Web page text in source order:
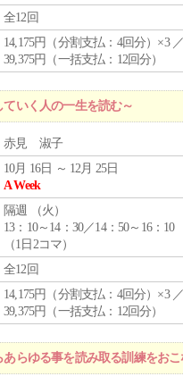
全12回
14,175円（分割支払：4回分）×3
39,375円（一括支払：12回分）
いく人の一生を読む～
赤見 淑子
10月 16日 ～ 12月 25日
A Week
隔週 （火 ）
13：10～14：30／14：50～16：10
（1日2コマ）
全12回
14,175円（分割支払：4回分）×3
39,375円（一括支払：12回分）
らゆる事を読み取る訓練をおこ